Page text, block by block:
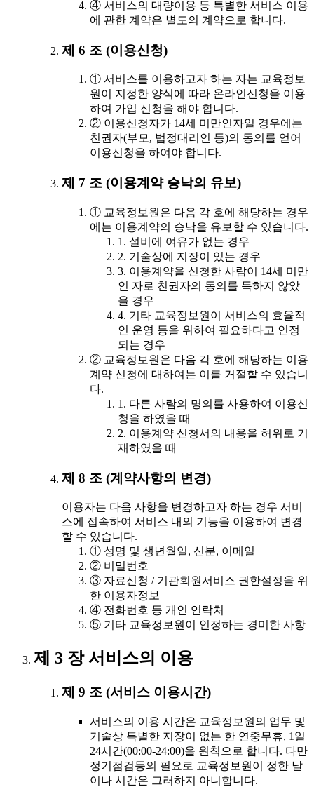
④ 서비스의 대량이용 등 특별한 서비스 이용
에 관한 계약은 별도의 계약으로 합니다.
제 6 조 (이용신청)
① 서비스를 이용하고자 하는 자는 교육정보
원이 지정한 양식에 따라 온라인신청을 이용
하여 가입 신청을 해야 합니다.
② 이용신청자가 14세 미만인자일 경우에는
친권자(부모, 법정대리인 등)의 동의를 얻어
이용신청을 하여야 합니다.
제 7 조 (이용계약 승낙의 유보)
① 교육정보원은 다음 각 호에 해당하는 경우
에는 이용계약의 승낙을 유보할 수 있습니다.
1. 설비에 여유가 없는 경우
2. 기술상에 지장이 있는 경우
3. 이용계약을 신청한 사람이 14세 미만
인 자로 친권자의 동의를 득하지 않았
을 경우
4. 기타 교육정보원이 서비스의 효율적
인 운영 등을 위하여 필요하다고 인정
되는 경우
② 교육정보원은 다음 각 호에 해당하는 이용
계약 신청에 대하여는 이를 거절할 수 있습니
다.
1. 다른 사람의 명의를 사용하여 이용신
청을 하였을 때
2. 이용계약 신청서의 내용을 허위로 기
재하였을 때
제 8 조 (계약사항의 변경)
이용자는 다음 사항을 변경하고자 하는 경우 서비
스에 접속하여 서비스 내의 기능을 이용하여 변경
할 수 있습니다.
① 성명 및 생년월일, 신분, 이메일
② 비밀번호
③ 자료신청 / 기관회원서비스 권한설정을 위
한 이용자정보
④ 전화번호 등 개인 연락처
⑤ 기타 교육정보원이 인정하는 경미한 사항
제 3 장 서비스의 이용
제 9 조 (서비스 이용시간)
서비스의 이용 시간은 교육정보원의 업무 및
기술상 특별한 지장이 없는 한 연중무휴, 1일
24시간(00:00-24:00)을 원칙으로 합니다. 다만
정기점검등의 필요로 교육정보원이 정한 날
이나 시간은 그러하지 아니합니다.